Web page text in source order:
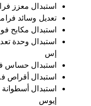
استبدال معزز
تعديل وسائد
استبدال مكابح
استبدال وحدة
إس
استبدال حساس
استبدال أقراص
استبدال
إيوس